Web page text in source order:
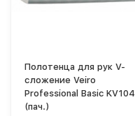
Полотенца для рук V-
сложение Veiro
Professional Basic KV104
(пач.)